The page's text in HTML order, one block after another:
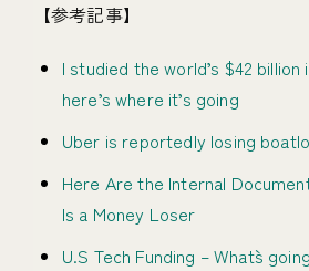
【参考記事】
I studied the world’s $42
here’s where it’s going
Uber is reportedly losing
Here Are the Internal
Is a Money Loser
U.S Tech Funding – What`s